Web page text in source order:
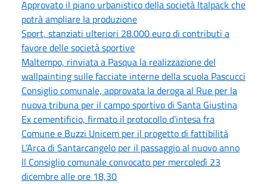
Approvato il piano urbanistico della società Italpack che
potrà ampliare la produzione
Sport, stanziati ulteriori 28.000 euro di contributi a
favore delle società sportive
Maltempo, rinviata a Pasqua la realizzazione del
wallpainting sulle facciate interne della scuola Pascucci
Consiglio comunale, approvata la deroga al Rue per la
nuova tribuna per il campo sportivo di Santa Giustina
Ex cementificio, firmato il protocollo d’intesa fra
Comune e Buzzi Unicem per il progetto di fattibilità
L’Arca di Santarcangelo per il passaggio al nuovo anno
Il Consiglio comunale convocato per mercoledì 23
dicembre alle ore 18,30